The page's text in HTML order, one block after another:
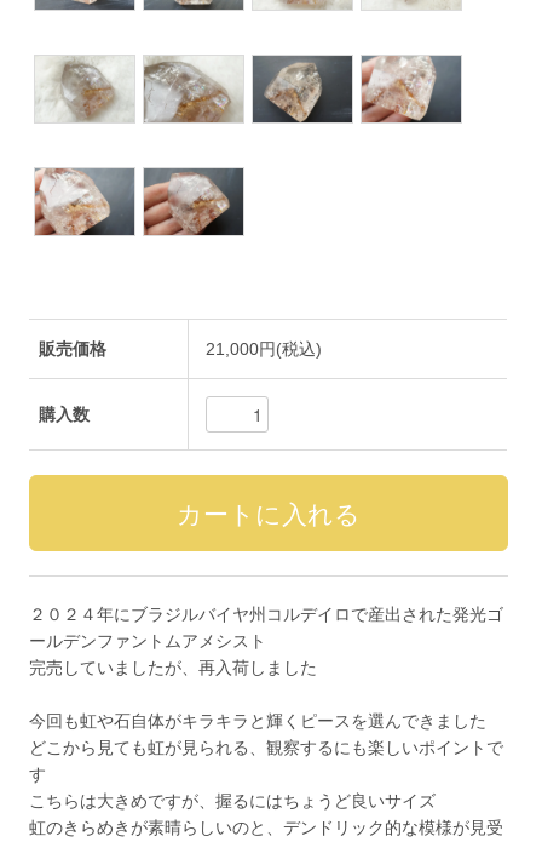
販売価格 21,000円(税込)
購入数
２０２４年にブラジルバイヤ州コルデイロで産出された発光ゴ
ールデンファントムアメシスト
完売していましたが、再入荷しました
今回も虹や石自体がキラキラと輝くピースを選んできました
どこから見ても虹が見られる、観察するにも楽しいポイントで
す
こちらは大きめですが、握るにはちょうど良いサイズ
虹のきらめきが素晴らしいのと、デンドリック的な模様が見受